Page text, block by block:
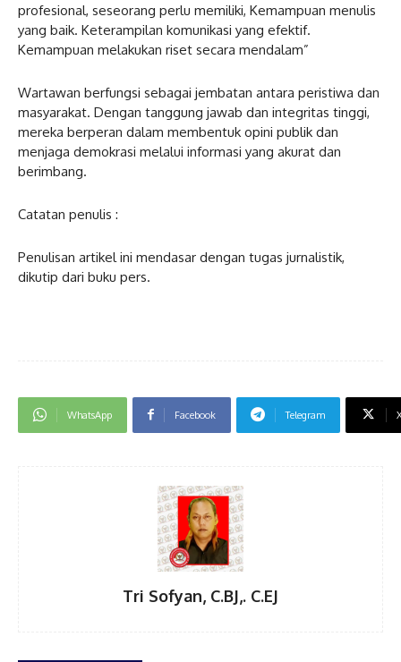
profesional, seseorang perlu memiliki, Kemampuan menulis
yang baik. Keterampilan komunikasi yang efektif.
Kemampuan melakukan riset secara mendalam”
Wartawan berfungsi sebagai jembatan antara peristiwa dan
masyarakat. Dengan tanggung jawab dan integritas tinggi,
mereka berperan dalam membentuk opini publik dan
menjaga demokrasi melalui informasi yang akurat dan
berimbang.
Catatan penulis :
Penulisan artikel ini mendasar dengan tugas jurnalistik,
dikutip dari buku pers.
WhatsApp Facebook Telegram
Tri Sofyan, C.BJ,. C.EJ